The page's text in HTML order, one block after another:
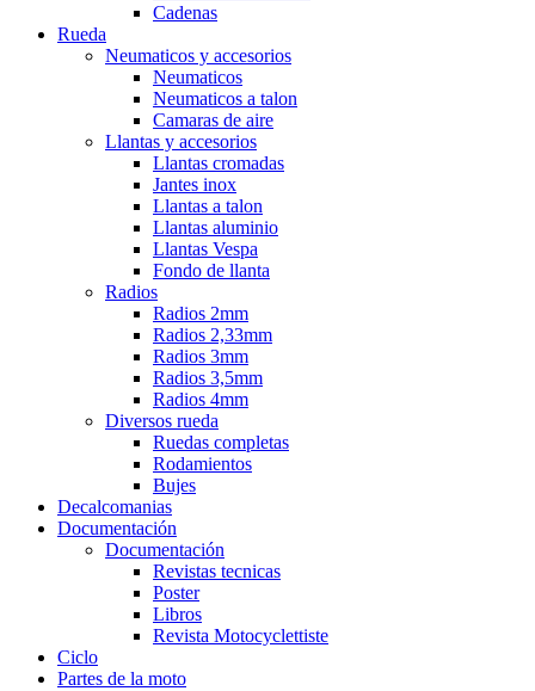
Cadenas
Rueda
Neumaticos y accesorios
Neumaticos
Neumaticos a talon
Camaras de aire
Llantas y accesorios
Llantas cromadas
Jantes inox
Llantas a talon
Llantas aluminio
Llantas Vespa
Fondo de llanta
Radios
Radios 2mm
Radios 2,33mm
Radios 3mm
Radios 3,5mm
Radios 4mm
Diversos rueda
Ruedas completas
Rodamientos
Bujes
Decalcomanias
Documentación
Documentación
Revistas tecnicas
Poster
Libros
Revista Motocyclettiste
Ciclo
Partes de la moto